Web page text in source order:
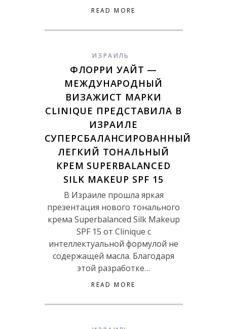
READ MORE
ИЗРАИЛЬ
ФЛОРРИ УАЙТ —
МЕЖДУНАРОДНЫЙ
ВИЗАЖИСТ МАРКИ
CLINIQUE ПРЕДСТАВИЛА В
ИЗРАИЛЕ
CУПЕРСБАЛАНСИРОВАННЫЙ
ЛЕГКИЙ ТОНАЛЬНЫЙ
КРЕМ SUPERBALANCED
SILK MAKEUP SPF 15
В Израиле прошла яркая
презентация нового тонального
крема Superbalanced Silk Makeup
SPF 15 от Clinique с
интеллектуальной формулой не
содержащей масла. Благодаря
этой разработке…
READ MORE